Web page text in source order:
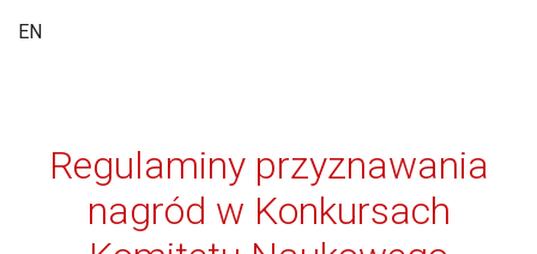
EN
Regulaminy przyznawania
nagród w Konkursach